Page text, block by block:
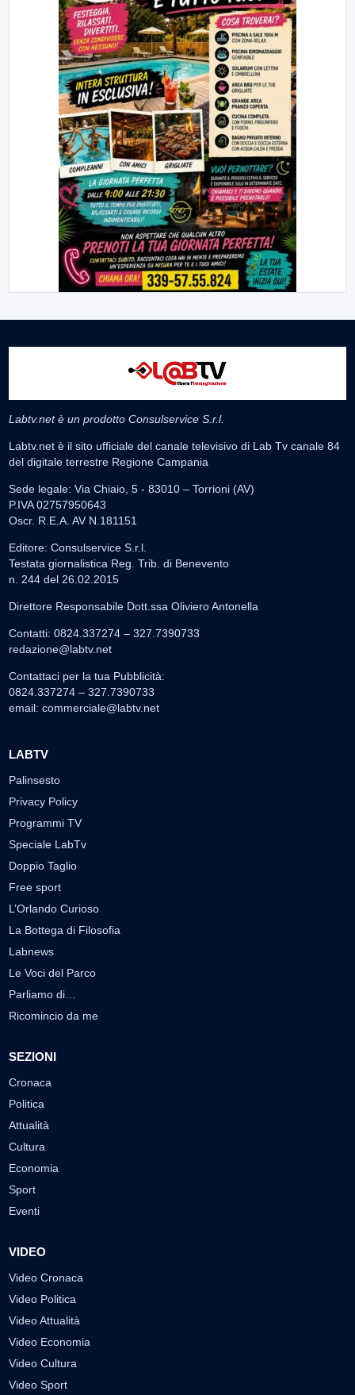
Labtv.net è un prodotto Consulservice S.r.l.
Labtv.net è il sito ufficiale del canale televisivo di Lab Tv canale 84
del digitale terrestre Regione Campania
Sede legale: Via Chiaio, 5 - 83010 – Torrioni (AV)
P.IVA 02757950643
Oscr. R.E.A. AV N.181151
Editore: Consulservice S.r.l.
Testata giornalistica Reg. Trib. di Benevento
n. 244 del 26.02.2015
Direttore Responsabile Dott.ssa Oliviero Antonella
Contatti: 0824.337274 – 327.7390733
redazione@labtv.net
Contattaci per la tua Pubblicità:
0824.337274 – 327.7390733
email: commerciale@labtv.net
LABTV
Palinsesto
Privacy Policy
Programmi TV
Speciale LabTv
Doppio Taglio
Free sport
L’Orlando Curioso
La Bottega di Filosofia
Labnews
Le Voci del Parco
Parliamo di…
Ricomincio da me
SEZIONI
Cronaca
Politica
Attualità
Cultura
Economia
Sport
Eventi
VIDEO
Video Cronaca
Video Politica
Video Attualità
Video Economia
Video Cultura
Video Sport